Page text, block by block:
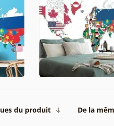
du produit De la